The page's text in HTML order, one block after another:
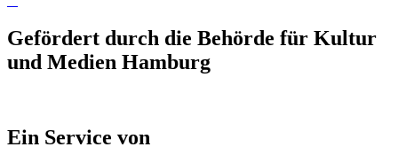
Gefördert durch die Behörde für Kultur
und Medien Hamburg
Ein Service von